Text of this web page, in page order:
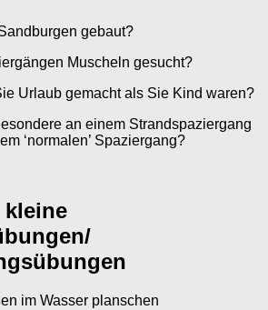
gebaut?
Muscheln gesucht?
Urlaub gemacht als Sie Kind waren?
an einem Strandspaziergang
‘normalen’ Spaziergang?
kleine
im Wasser planschen